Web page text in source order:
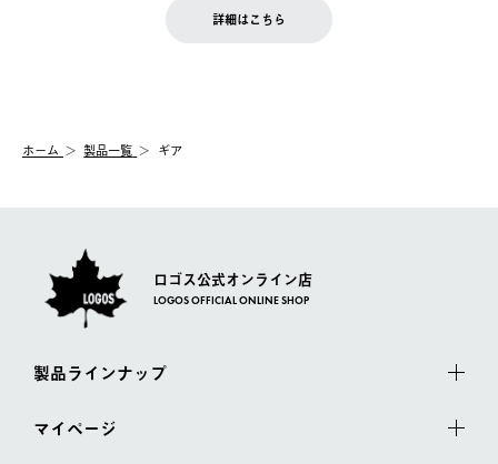
【配送業者】
佐川急便にて配送されます。
お客様都合の返品にかかる送料は、お客様ご負担とさせていただ
一度お手元の商品を返品いただき、ご希望商品を再注文してくだ
LOGOS FAMILY会員の方は、会員マイページ内 購入履歴画面に
詳細はこちら
ホーム 製品一覧 ギア
ロゴス公式オンライン店
LOGOS OFFICIAL ONLINE SHOP
製品ラインナップ
マイページ